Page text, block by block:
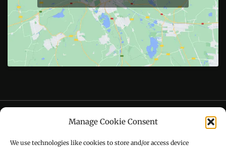
Manage Cookie Consent
We use technologies like cookies to store and/or access device
Follow Us On
Call : +91-94172-62777